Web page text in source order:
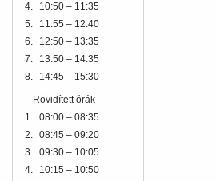
4.
10:50 – 11:35
5.
11:55 – 12:40
6.
12:50 – 13:35
7.
13:50 – 14:35
8.
14:45 – 15:30
Rövidített órák
1. 08:00 – 08:35
2. 08:45 – 09:20
3. 09:30 – 10:05
4.
10:15 – 10:50